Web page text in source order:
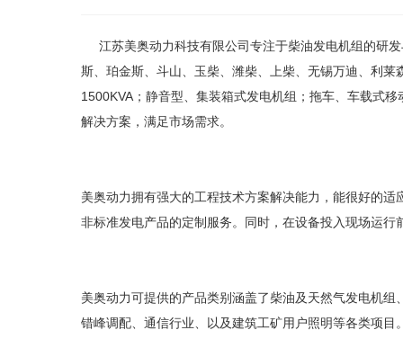
江苏美奥动力科技有限公司专注于柴油发电机组的研
斯、珀金斯、斗山、玉柴、潍柴、上柴、无锡万迪、利
1500KVA；静音型、集装箱式发电机组；拖车、车载式
解决方案，满足市场需求。
美奥动力拥有强大的工程技术方案解决能力，能很好的
非标准发电产品的定制服务。同时，在设备投入现场运
美奥动力可提供的产品类别涵盖了柴油及天然气发电机
错峰调配、通信行业、以及建筑工矿用户照明等各类项目